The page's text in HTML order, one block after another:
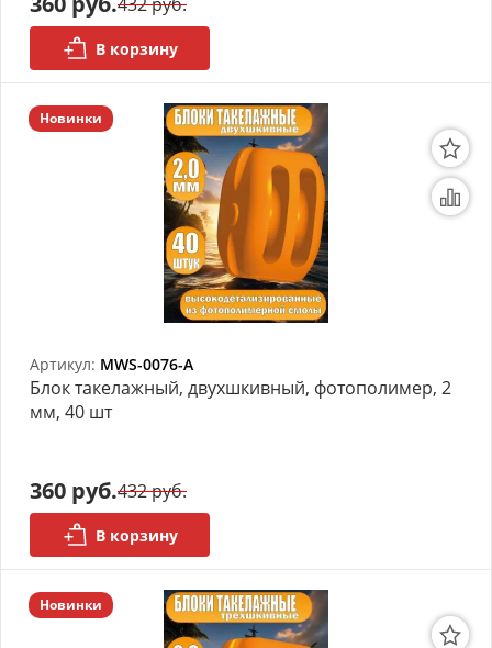
В корзину
Новинки
Артикул: MWS-0076-A
Блок такелажный, двухшкивный, фотополимер, 2
мм, 40 шт
360 руб.432 руб.
В корзину
Новинки